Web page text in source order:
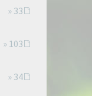
» 33
» 103
» 34